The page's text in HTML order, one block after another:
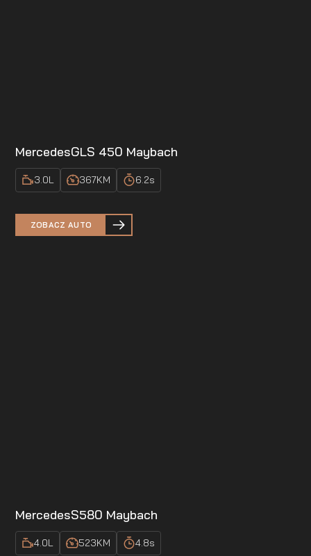
MercedesGLS 450 Maybach
3.0L 367KM 6.2s
ZOBACZ AUTO
MercedesS580 Maybach
4.0L 523KM 4.8s